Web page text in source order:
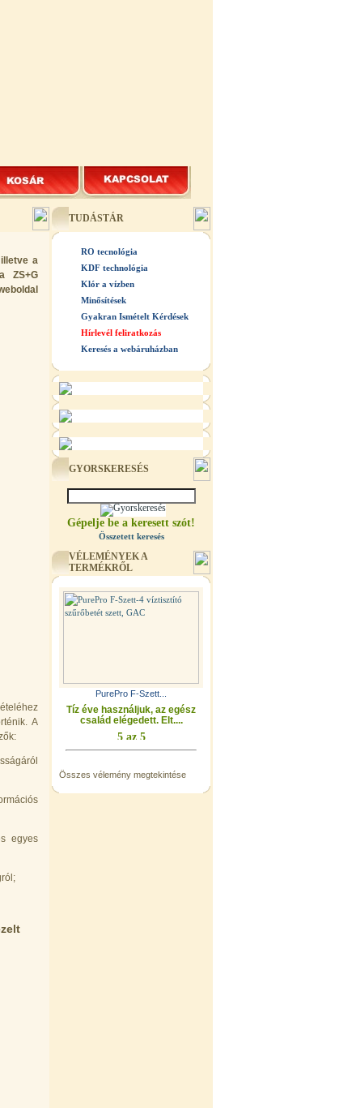
a
ZS+G
A
egyes
TUDÁSTÁR
RO tecnológia
KDF technológia
Klór a vízben
Minősítések
Gyakran Ismételt Kérdések
Hírlevél feliratkozás
Keresés a webáruházban
GYORSKERESÉS
Gépelje be a keresett szót!
Összetett keresés
VÉLEMÉNYEK A
TERMÉKRŐL
PurePro F-Szett...
Tíz éve használjuk, az egész
család elégedett. Elt....
Összes vélemény megtekintése